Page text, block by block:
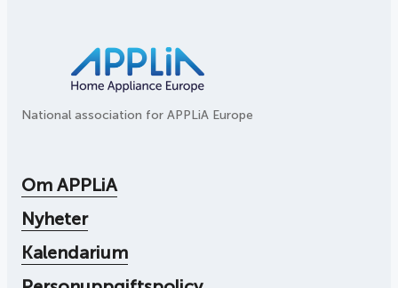
National association for APPLiA Europe
Om APPLiA
Nyheter
Kalendarium